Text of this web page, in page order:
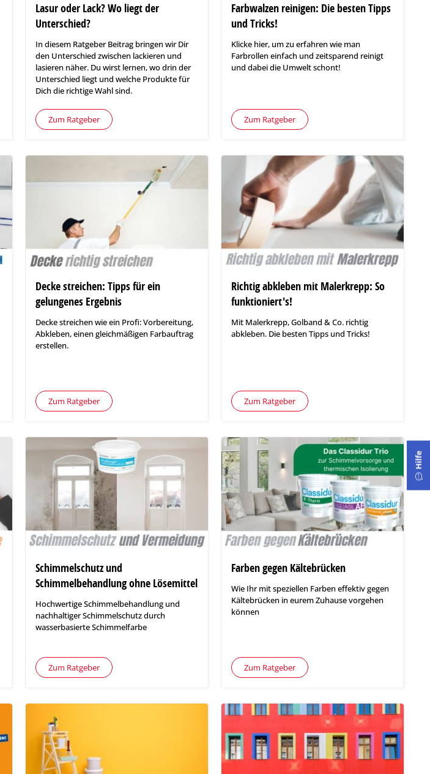
Lasur oder Lack? Wo liegt der
Unterschied?
In diesem Ratgeber Beitrag bringen wir Dir
den Unterschied zwischen lackieren und
lasieren näher. Du wirst lernen, wo drin der
Unterschied liegt und welche Produkte für
Dich die richtige Wahl sind.
Zum Ratgeber
Farbwalzen reinigen: Die besten Tipps
und Tricks!
Klicke hier, um zu erfahren wie man
Farbrollen einfach und zeitsparend reinigt
und dabei die Umwelt schont!
Zum Ratgeber
Decke streichen: Tipps für ein
gelungenes Ergebnis
Decke streichen wie ein Profi: Vorbereitung,
Abkleben, einen gleichmäßigen Farbauftrag
erstellen.
Zum Ratgeber
Richtig abkleben mit Malerkrepp: So
funktioniert's!
Mit Malerkrepp, Golband & Co. richtig
abkleben. Die besten Tipps und Tricks!
Zum Ratgeber
Schimmelschutz und
Schimmelbehandlung ohne Lösemittel
Hochwertige Schimmelbehandlung und
nachhaltiger Schimmelschutz durch
wasserbasierte Schimmelfarbe
Zum Ratgeber
Farben gegen Kältebrücken
Wie Ihr mit speziellen Farben effektiv gegen
Kältebrücken in eurem Zuhause vorgehen
können
Zum Ratgeber
Hilfe